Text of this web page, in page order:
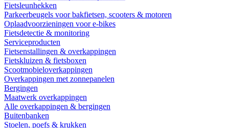
Fietsleunhekken
Parkeerbeugels voor bakfietsen, scooters & motoren
Oplaadvoorzieningen voor e-bikes
Fietsdetectie & monitoring
Serviceproducten
Fietsenstallingen & overkappingen
Fietskluizen & fietsboxen
Scootmobieloverkappingen
Overkappingen met zonnepanelen
Bergingen
Maatwerk overkappingen
Alle overkappingen & bergingen
Buitenbanken
Stoelen, poefs & krukken